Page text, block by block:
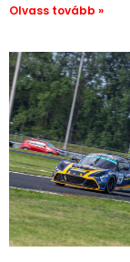
Olvass tovább »